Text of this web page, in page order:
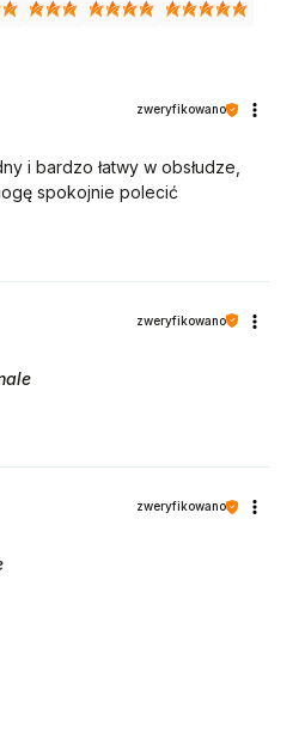
zweryfikowano
i bardzo łatwy w obsłudze,
spokojnie polecić
zweryfikowano
zweryfikowano